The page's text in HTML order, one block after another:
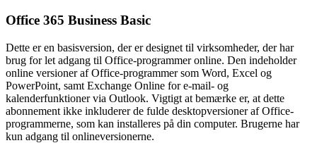
Office 365 Business Basic
Dette er en basisversion, der er designet til virksomheder, der har
brug for let adgang til Office-programmer online. Den indeholder
online versioner af Office-programmer som Word, Excel og
PowerPoint, samt Exchange Online for e-mail- og
kalenderfunktioner via Outlook. Vigtigt at bemærke er, at dette
abonnement ikke inkluderer de fulde desktopversioner af Office-
programmerne, som kan installeres på din computer. Brugerne har
kun adgang til onlineversionerne.